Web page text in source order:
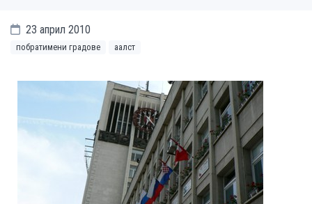
23 април 2010
побратимени градове аалст